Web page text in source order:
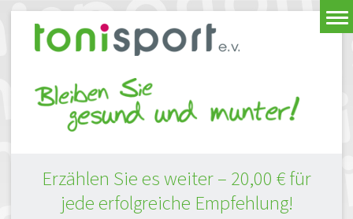
Erzählen Sie es weiter – 20,00 € für
jede erfolgreiche Empfehlung!